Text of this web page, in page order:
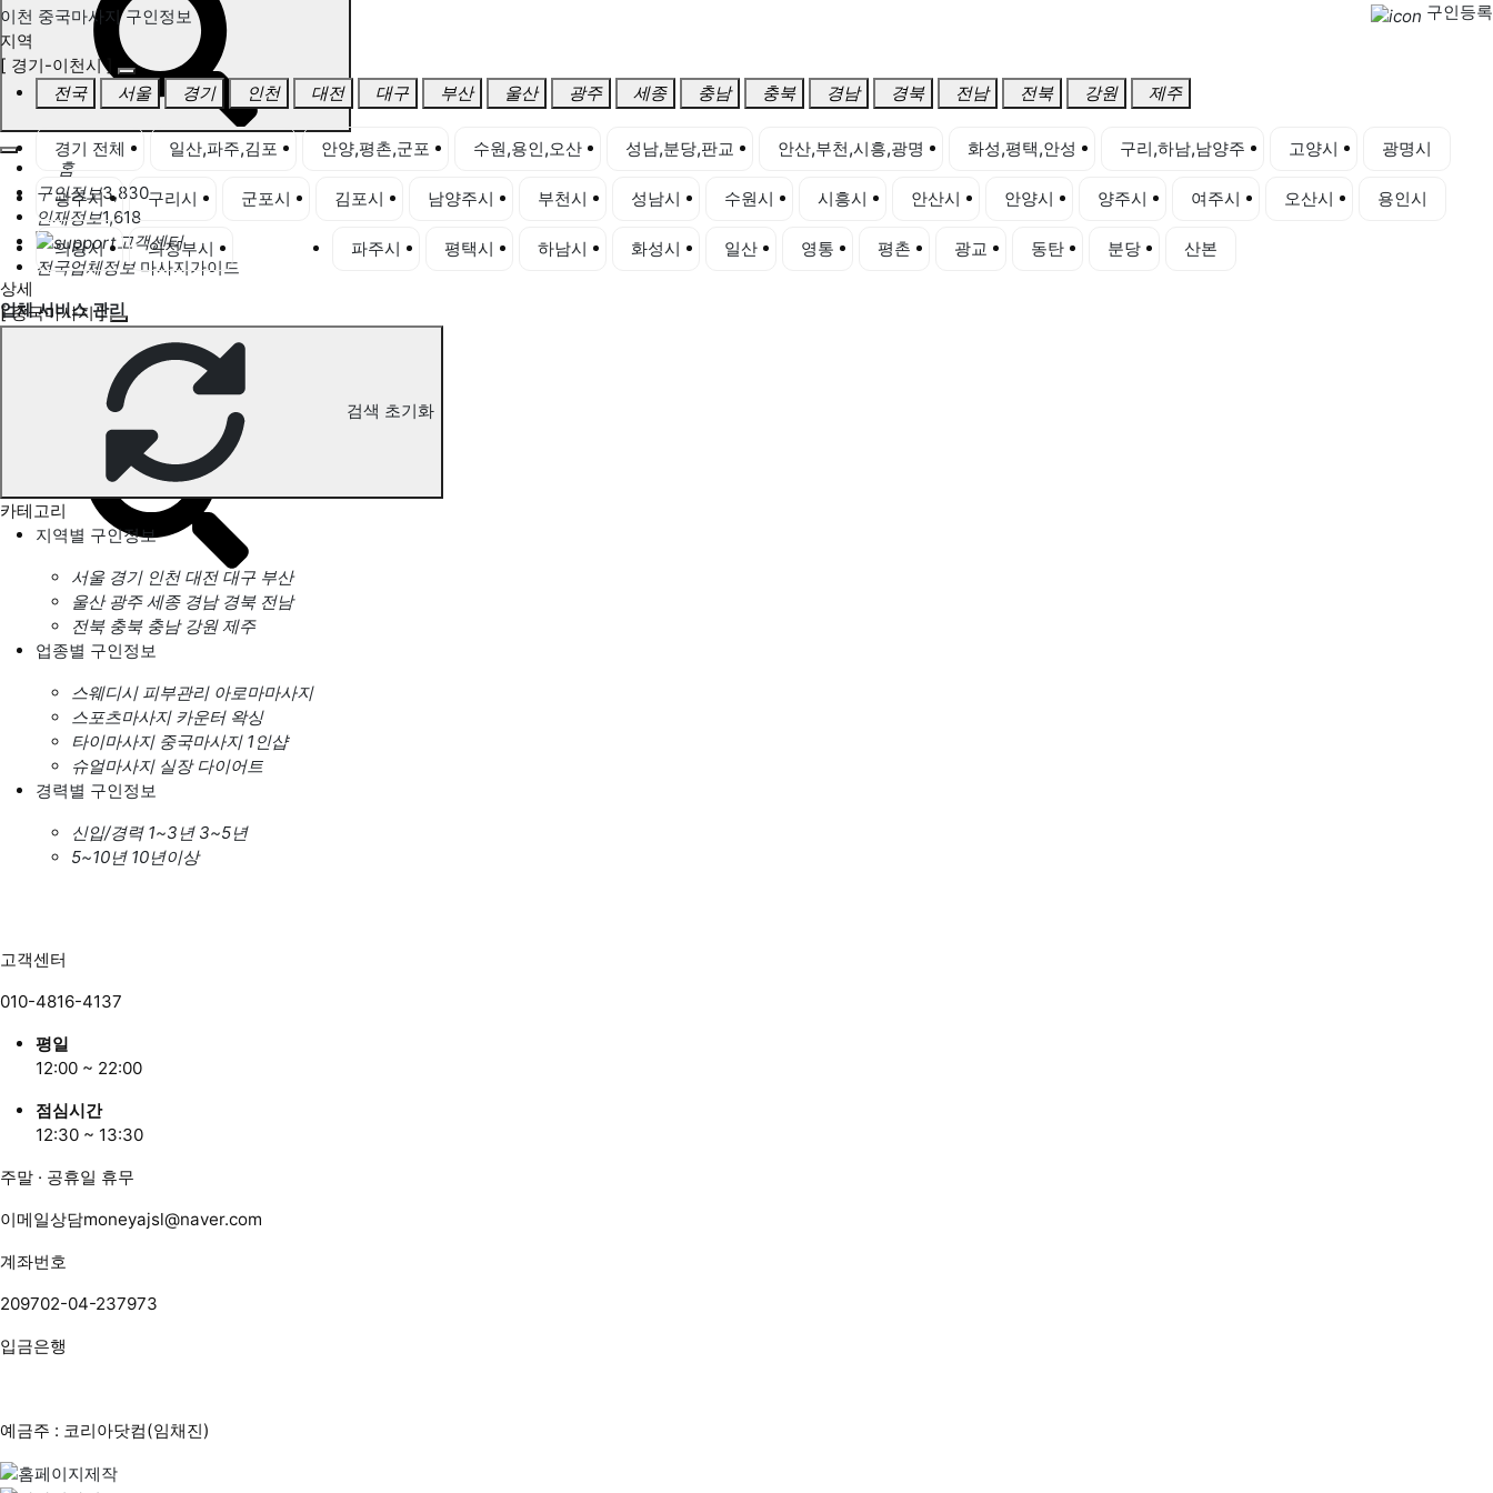
홈
구인정보3,830
인재정보1,618
고객센터
전국업체정보 마사지가이드
업체 서비스 관리
개인 서비스 관리
이천 중국마사지 구인정보
이천 중국마사지 구인정보
구인등록
지역
[ 경기-이천시 ]
전국
서울 경기 인천 대전 대구 부산 울산 광주 세종 충남 충북 경남 경북 전남 전북 강원 제주
경기 전체 일산,파주,김포 안양,평촌,군포 수원,용인,오산 성남,분당,판교 안산,부천,시흥,광명 화성,평택,안성 구리,하남,남양주 고양시 광명시
광주시 구리시 군포시 김포시 남양주시 부천시 성남시 수원시 시흥시 안산시 안양시 양주시 여주시 오산시 용인시
의왕시 의정부시 파주시 평택시 하남시 화성시 일산 영통 평촌 광교 동탄 분당
산본
상세
[ 중국마사지 ]
검색 초기화
카테고리
지역별 구인정보
서울 경기 인천 대전 대구 부산
울산 광주 세종 경남 경북 전남
전북 충북 충남 강원 제주
업종별 구인정보
스웨디시 피부관리 아로마마사지
스포츠마사지 카운터 왁싱
타이마사지 중국마사지 1인샵
슈얼마사지 실장 다이어트
경력별 구인정보
신입/경력 1~3년 3~5년
5~10년 10년이상
고객센터
010-4816-4137
평일
12:00 ~ 22:00
점심시간
12:30 ~ 13:30
주말 · 공휴일 휴무
이메일상담moneyajsl@naver.com
계좌번호
209702-04-237973
입금은행
예금주 : 코리아닷컴(임채진)